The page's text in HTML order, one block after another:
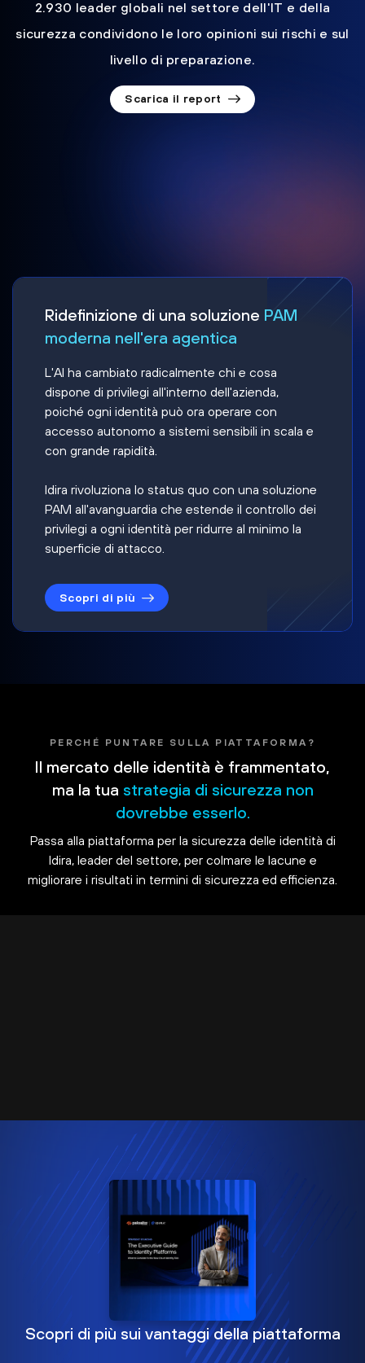
2.930 leader globali nel settore dell'IT e della
sicurezza condividono le loro opinioni sui rischi e sul
livello di preparazione.
Scarica il report
Ridefinizione di una soluzione PAM
moderna nell'era agentica
L'AI ha cambiato radicalmente chi e cosa
dispone di privilegi all'interno dell'azienda,
poiché ogni identità può ora operare con
accesso autonomo a sistemi sensibili in scala e
con grande rapidità.
Idira rivoluziona lo status quo con una soluzione
PAM all'avanguardia che estende il controllo dei
privilegi a ogni identità per ridurre al minimo la
superficie di attacco.
Scopri di più
PERCHÉ PUNTARE SULLA PIATTAFORMA?
Il mercato delle identità è frammentato,
ma la tua strategia di sicurezza non
dovrebbe esserlo.
Passa alla piattaforma per la sicurezza delle identità di
Idira, leader del settore, per colmare le lacune e
migliorare i risultati in termini di sicurezza ed efficienza.
Scopri di più sui vantaggi della piattaforma